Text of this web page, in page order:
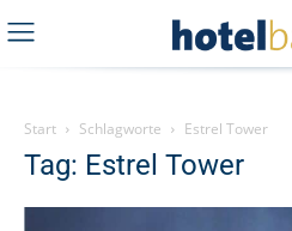
Start Schlagworte Estrel Tower
Tag: Estrel Tower